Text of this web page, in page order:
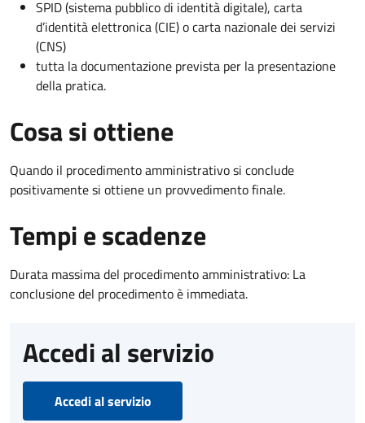
SPID (sistema pubblico di identità digitale), carta
d’identità elettronica (CIE) o carta nazionale dei servizi
(CNS)
tutta la documentazione prevista per la presentazione
della pratica.
Cosa si ottiene
Quando il procedimento amministrativo si conclude
positivamente si ottiene un provvedimento finale.
Tempi e scadenze
Durata massima del procedimento amministrativo: La
conclusione del procedimento è immediata.
Accedi al servizio
Accedi al servizio